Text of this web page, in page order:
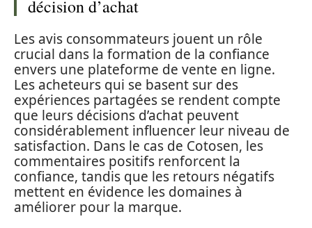
décision d’achat
Les avis consommateurs jouent un rôle
crucial dans la formation de la confiance
envers une plateforme de vente en ligne.
Les acheteurs qui se basent sur des
expériences partagées se rendent compte
que leurs décisions d’achat peuvent
considérablement influencer leur niveau de
satisfaction. Dans le cas de Cotosen, les
commentaires positifs renforcent la
confiance, tandis que les retours négatifs
mettent en évidence les domaines à
améliorer pour la marque.